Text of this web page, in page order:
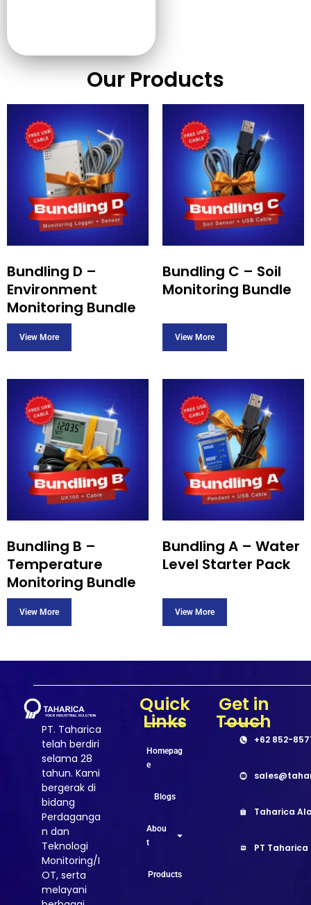
Our Products
Bundling D –
Environment
Monitoring Bundle
Bundling C – Soil
Monitoring Bundle
Bundling B –
Temperature
Monitoring Bundle
Bundling A – Water
Level Starter Pack
PT. Taharica
telah berdiri
selama 28
tahun. Kami
bergerak di
bidang
Perdaganga
n dan
Teknologi
Monitoring/I
OT, serta
melayani
Quick
Links
Homepag
e
Blogs
Abou
t
Products
Get in
Touch
+62 852-
Taharica
PT Taharica